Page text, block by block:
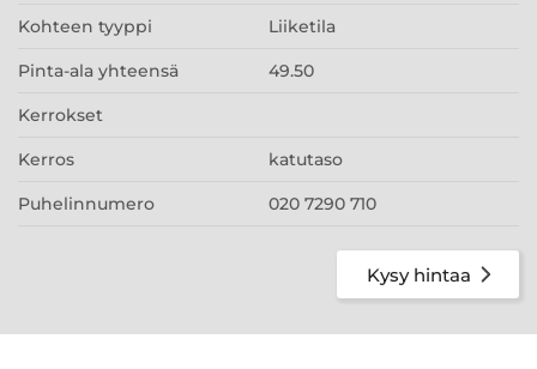
Kohteen tyyppi Liiketila
Pinta-ala yhteensä 49.50
Kerrokset
Kerros katutaso
Puhelinnumero 020 7290 710
Kysy hintaa